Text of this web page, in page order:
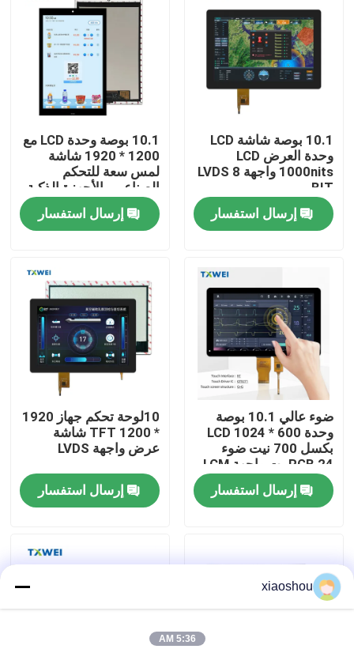
المنزل
حولنا
جولة في المصنع
مراقبة الجودة
أخبار
اطلب اقتباس
وحدة TFT LCD
10.1 بوصة شاشة LCD
وحدة العرض LCD
1000nits واجهة LVDS 8
BIT
إرسال استفسار
10.1 بوصة وحدة LCD مع
1200 * 1920 شاشة
لمس سعة للتحكم
الصناعي والأجهزة الذكية
إرسال استفسار
ضوء عالي 10.1 بوصة
وحدة LCD 1024 * 600
بكسل 700 نيت ضوء
RGB 24 بت واجهة LCM
إرسال استفسار
10لوحة تحكم جهاز 1920
* 1200 TFT شاشة
عرض واجهة LVDS
إرسال استفسار
xiaoshou
5:36 AM